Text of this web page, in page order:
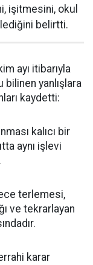
işitmesini, okul
belirtti.
ayı itibarıyla
bilinen yanlışlara
kaydetti:
kalıcı bir
aynı işlevi
terlemesi,
ve tekrarlayan
karar